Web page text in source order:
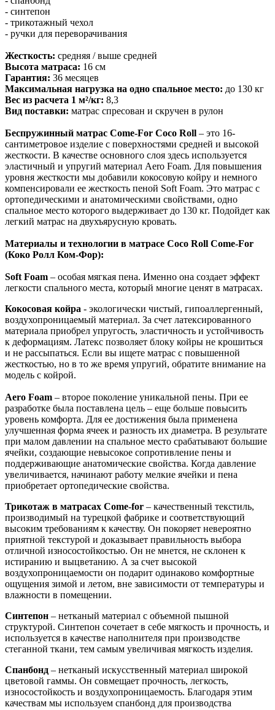
- синтепон
- трикотажный чехол
- ручки для переворачивания
Жесткость: средняя / выше средней
Высота матраса: 16 см
Гарантия: 36 месяцев
Максимальная нагрузка на одно спальное место: до 130 кг
Вес из расчета 1 м²/кг: 8,3
Вид поставки: матрас спресован и скручен в рулон
Беспружинный матрас Come-For Coco Roll – это 16-
сантиметровое изделие с поверхностями средней и высокой
жесткости. В качестве основного слоя здесь используется
эластичный и упругий материал Aero Foam. Для повышения
уровня жесткости мы добавили кокосовую койру и немного
компенсировали ее жесткость пеной Soft Foam. Это матрас с
ортопедическими и анатомическими свойствами, одно
спальное место которого выдерживает до 130 кг. Подойдет как
легкий матрас на двухъярусную кровать.
Материалы и технологии в матрасе Coco Roll Come-For
(Коко Ролл Ком-Фор):
Soft Foam – особая мягкая пена. Именно она создает эффект
легкости спального места, который многие ценят в матрасах.
Кокосовая койра - экологически чистый, гипоаллергенный,
воздухопроницаемый материал. За счет латексированного
материала приобрел упругость, эластичность и устойчивость
к деформациям. Латекс позволяет блоку койры не крошиться
и не рассыпаться. Если вы ищете матрас с повышенной
жесткостью, но в то же время упругий, обратите внимание на
модель с койрой.
Aero Foam – второе поколение уникальной пены. При ее
разработке была поставлена цель – еще больше повысить
уровень комфорта. Для ее достижения была применена
улучшенная форма ячеек и разность их диаметра. В результате
при малом давлении на спальное место срабатывают большие
ячейки, создающие невысокое сопротивление пены и
поддерживающие анатомические свойства. Когда давление
увеличивается, начинают работу мелкие ячейки и пена
приобретает ортопедические свойства.
Трикотаж в матрасах Come-for – качественный текстиль,
производимый на турецкой фабрике и соответствующий
высоким требованиям к качеству. Он покоряет невероятно
приятной текстурой и доказывает правильность выбора
отличной износостойкостью. Он не мнется, не склонен к
истиранию и выцветанию. А за счет высокой
воздухопроницаемости он подарит одинаково комфортные
ощущения зимой и летом, вне зависимости от температуры и
влажности в помещении.
Синтепон – нетканый материал с объемной пышной
структурой. Синтепон сочетает в себе мягкость и прочность, и
используется в качестве наполнителя при производстве
стеганной ткани, тем самым увеличивая мягкость изделия.
Спанбонд – нетканый искусственный материал широкой
цветовой гаммы. Он совмещает прочность, легкость,
износостойкость и воздухопроницаемость. Благодаря этим
качествам мы используем спанбонд для производства